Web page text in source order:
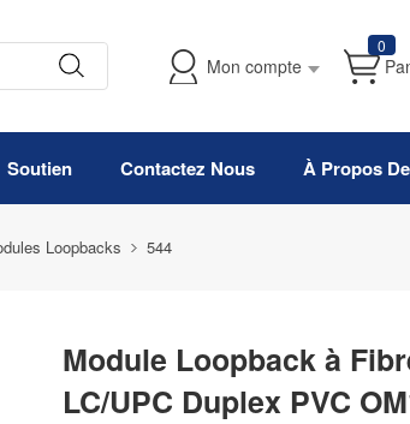
Mon compte
0
Soutien Contactez Nous À Propos
Loopbacks 544
Module Loopback à
LC/UPC Duplex PVC